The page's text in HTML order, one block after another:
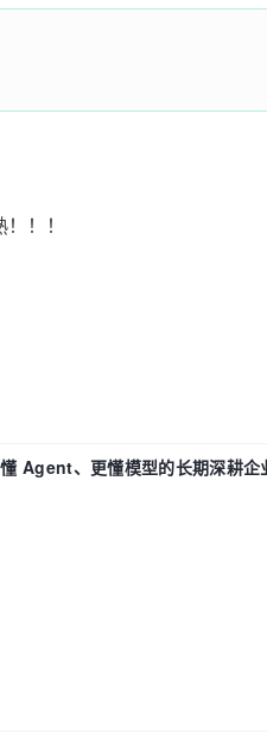
！！
Agent、更懂模型的长期深耕企